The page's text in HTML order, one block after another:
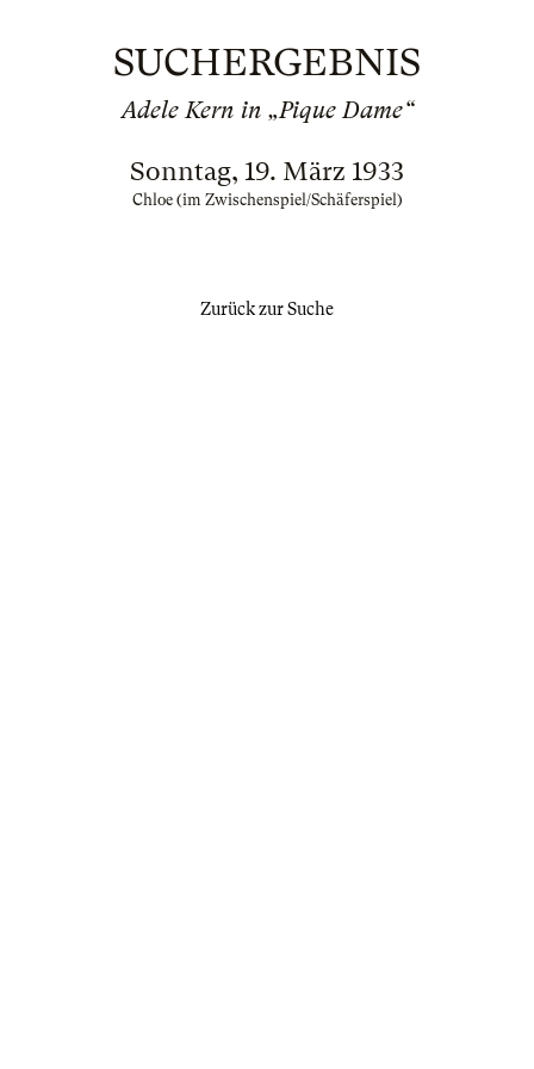
SUCHERGEBNIS
Adele Kern in „Pique Dame“
Sonntag, 19. März 1933
Chloe (im Zwischenspiel/Schäferspiel)
Zurück zur Suche